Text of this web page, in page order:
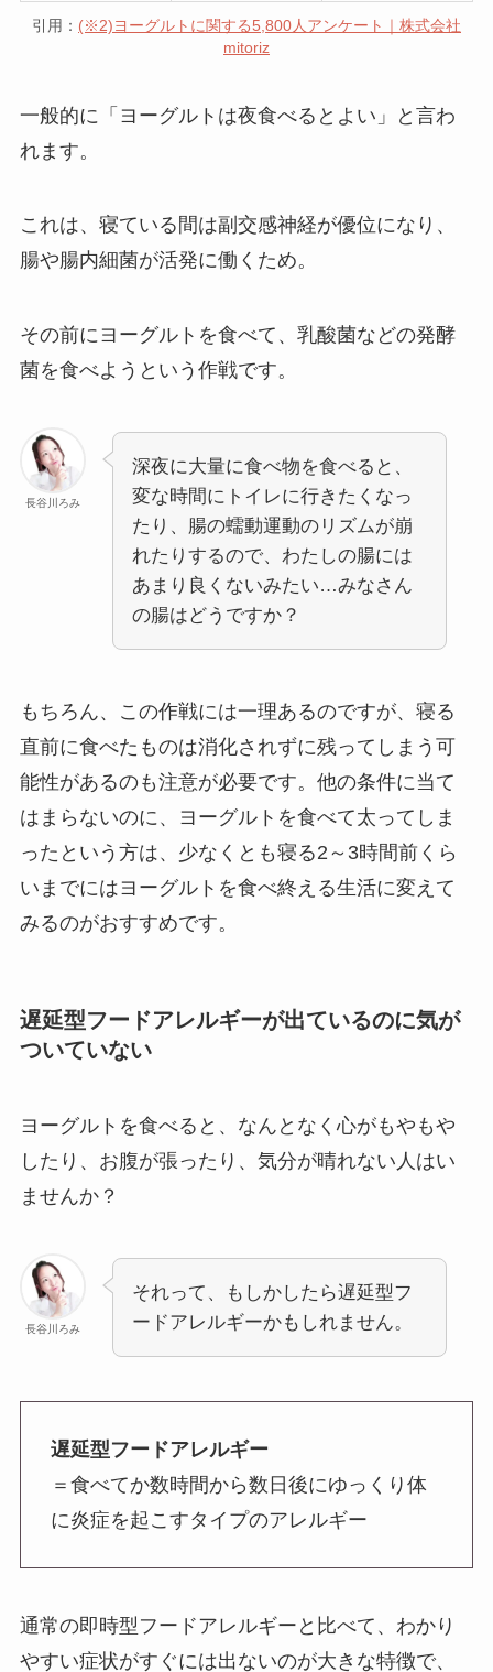
引用： (※2)ヨーグルトに関する5,800人アンケート｜株式会社
mitoriz
一般的に「ヨーグルトは夜食べるとよい」と言わ
れます。
これは、寝ている間は副交感神経が優位になり、
腸や腸内細菌が活発に働くため。
その前にヨーグルトを食べて、乳酸菌などの発酵
菌を食べようという作戦です。
長谷川ろみ
深夜に大量に食べ物を食べると、
変な時間にトイレに行きたくなっ
たり、腸の蠕動運動のリズムが崩
れたりするので、わたしの腸には
あまり良くないみたい…みなさん
の腸はどうですか？
もちろん、この作戦には一理あるのですが、寝る
直前に食べたものは消化されずに残ってしまう可
能性があるのも注意が必要です。他の条件に当て
はまらないのに、ヨーグルトを食べて太ってしま
ったという方は、少なくとも寝る2～3時間前くら
いまでにはヨーグルトを食べ終える生活に変えて
みるのがおすすめです。
遅延型フードアレルギーが出ているのに気が
ついていない
ヨーグルトを食べると、なんとなく心がもやもや
したり、お腹が張ったり、気分が晴れない人はい
ませんか？
長谷川ろみ
それって、もしかしたら遅延型フ
ードアレルギーかもしれません。
遅延型フードアレルギー
＝食べてか数時間から数日後にゆっくり体
に炎症を起こすタイプのアレルギー
通常の即時型フードアレルギーと比べて、わかり
やすい症状がすぐには出ないのが大きな特徴で、